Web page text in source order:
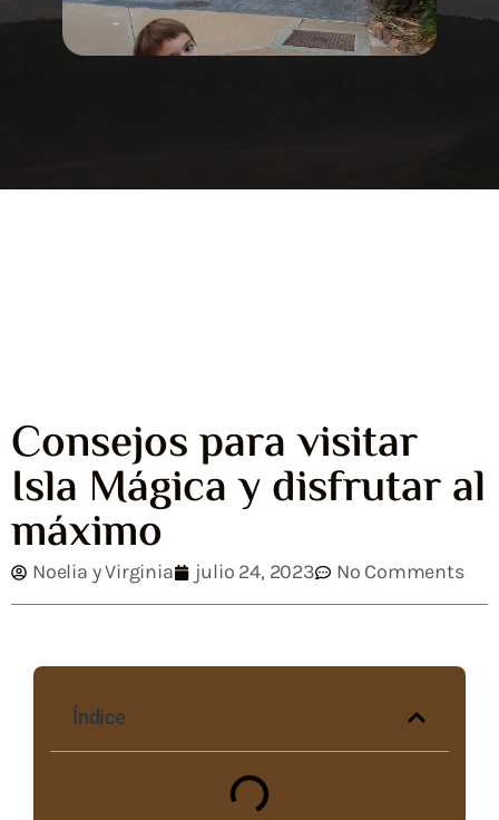
Consejos para visitar
Isla Mágica y disfrutar al
máximo
Noelia y Virginia julio 24, 2023 No Comments
Índice